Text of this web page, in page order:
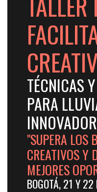
TÉCNICAS
PARA
"SUPERA LOS
CREATIVOS Y
MEJORES
BOGOTÁ, 21 Y 22